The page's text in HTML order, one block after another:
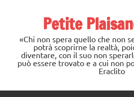
Petite
«Chi non spera quello che non
potrà scoprirne la realtà,
diventare, con il suo non
può essere trovato e a cui non
Eraclito